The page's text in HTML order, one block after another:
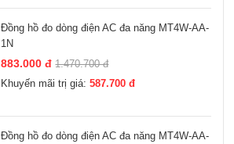
Đồng hồ đo dòng điện AC đa năng MT4W-AA-
1N
883.000 đ 1.470.700 đ
Khuyến mãi trị giá:587.700 đ
Đồng hồ đo dòng điện AC đa năng MT4W-AA-